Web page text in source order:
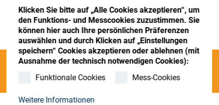
Klicken Sie bitte auf „Alle Cookies akzeptieren“, um
den Funktions- und Messcookies zuzustimmen. Sie
können hier auch Ihre persönlichen Präferenzen
auswählen und durch Klicken auf „Einstellungen
speichern“ Cookies akzeptieren oder ablehnen (mit
Ausnahme der technisch notwendigen Cookies):
Funktionale Cookies
Mess-Cookies
Weitere Informationen
Ressourcen
Kontakt
Store Register Sign-In